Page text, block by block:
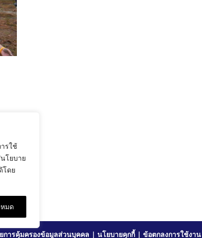
รใช้
โยบาย
โดย
มด
การคุ้มครองข้อมูลส่วนบุคคล |นโยบายคุกกี้ |ข้อตกลงการใช้งาน